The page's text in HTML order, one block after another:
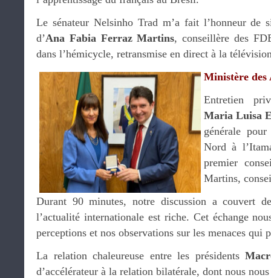
Le sénateur Nelsinho Trad m’a fait l’honneur de
d’Ana Fabia Ferraz Martins, conseillère des
dans l’hémicycle, retransmise en direct à la
Ministère des
Entretien
Maria Luisa
générale
Nord à
premier
Martins,
Durant 90 minutes, notre discussion a couvert
l’actualité internationale est riche. Cet échange
perceptions et nos observations sur les menaces qui
La relation chaleureuse entre les présidents
d’accélérateur à la relation bilatérale, dont nous